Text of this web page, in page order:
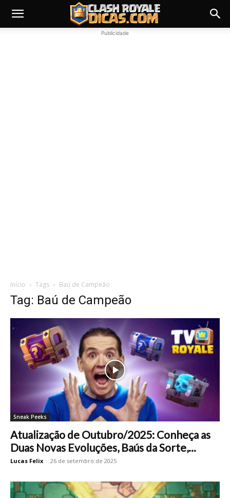
Publicidade
Início Tags Baú de Campeão
Tag: Baú de Campeão
Sneak Peeks
Atualização de Outubro/2025: Conheça as
Duas Novas Evoluções, Baús da Sorte,...
Lucas Felix - 26 de setembro de 2025